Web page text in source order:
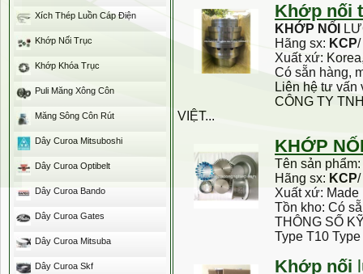
Khớp nối
KHỚP NỐI
Hãng sx: KCP/
Xuất xứ:
Có sẵn hàng,
Liên hệ tư vấn
CÔNG TY
VIỆT...
KHỚP
Tên sản phẩm:
Hãng sx: KCP/
Xuất xứ: Made
Tồn kho: Có
THÔNG SỐ
Type T10
Khớp nối
Xích Thép Luồn Cáp Điện
Khớp Nối Trục
Khớp Khóa Trục
Puli Măng Xông Côn
Măng Sông Côn Rút
Dây Curoa Mitsuboshi
Dây Curoa Optibelt
Dây Curoa Bando
Dây Curoa Gates
Dây Curoa Mitsuba
Dây Curoa Skf